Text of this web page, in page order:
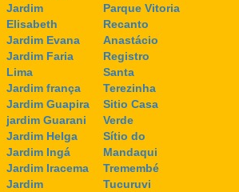
Jardim
Elisabeth
Jardim Evana
Jardim Faria
Lima
Jardim frança
Jardim Guapira
jardim Guarani
Jardim Helga
Jardim Ingá
Jardim Iracema
Jardim
Parque Vitoria
Recanto
Anastácio
Registro
Santa
Terezinha
Sitio Casa
Verde
Sítio do
Mandaqui
Tremembé
Tucuruvi